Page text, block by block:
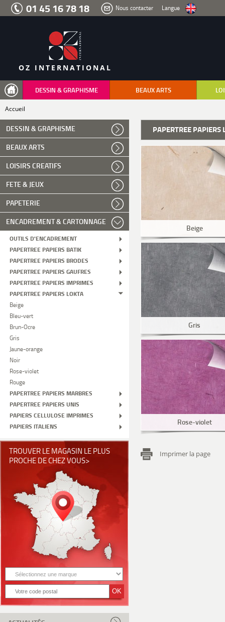
Aller
menu
recherche
01 45 16 78 18 Nous contacter Langue
OZ INTERNATIONAL
DESSIN & GRAPHISME BEAUX ARTS
Accueil
DESSIN & GRAPHISME
BEAUX ARTS
LOISIRS CREATIFS
FETE & JEUX
PAPETERIE
ENCADREMENT & CARTONNAGE
OUTILS D'ENCADREMENT
PAPERTREE PAPIERS BATIK
PAPERTREE PAPIERS BRODES
PAPERTREE PAPIERS GAUFRES
PAPERTREE PAPIERS IMPRIMES
PAPERTREE PAPIERS LOKTA
Beige
Bleu-vert
Brun-Ocre
Gris
Jaune-orange
Noir
Rose-violet
Rouge
PAPERTREE PAPIERS MARBRES
PAPERTREE PAPIERS UNIS
PAPIERS CELLULOSE IMPRIMES
PAPIERS ITALIENS
TROUVER LE MAGASIN LE PLUS
PROCHE DE CHEZ VOUS>
PAPERTREE PAPIERS
Beige
Gris
Rose-violet
Imprimer la page